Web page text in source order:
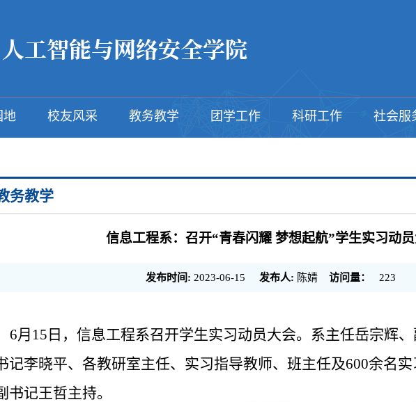
地 校友风采 教务教学 团学工作 科研工作 社会服
务教学
信息工程系：召开“青春闪耀 梦想起航”学生实习动
发布时间: 2023-06-15 发布人: 陈婧 访问量： 223
6月15日，信息工程系召开学生实习动员大会。系主任岳宗辉
记李晓平、各教研室主任、实习指导教师、班主任及600余名
书记王哲主持。